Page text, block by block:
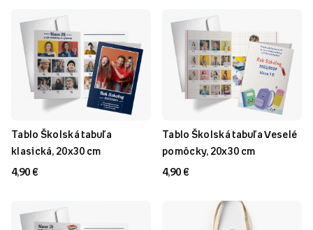
Tablo Školská tabuľa
klasická, 20x30 cm
4,90 €
Tablo Školská tabuľa Veselé
pomôcky, 20x30 cm
4,90 €